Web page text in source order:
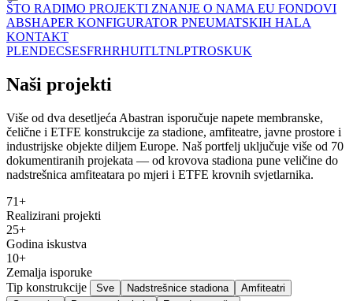
ŠTO RADIMO PROJEKTI ZNANJE O NAMA EU FONDOVI
ABSHAPER KONFIGURATOR PNEUMATSKIH HALA
KONTAKT
PLENDECSESFRHRHUITLTNLPTROSKUK
Naši projekti
Više od dva desetljeća Abastran isporučuje napete membranske,
čelične i ETFE konstrukcije za stadione, amfiteatre, javne prostore i
industrijske objekte diljem Europe. Naš portfelj uključuje više od 70
dokumentiranih projekata — od krovova stadiona pune veličine do
nadstrešnica amfiteatara po mjeri i ETFE krovnih svjetlarnika.
71+
Realizirani projekti
25+
Godina iskustva
10+
Zemalja isporuke
Tip konstrukcije
Sve Nadstrešnice stadiona
Amfiteatri